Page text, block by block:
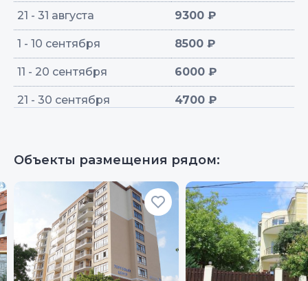
21 - 31 августа 9300 ₽
1 - 10 сентября 8500 ₽
11 - 20 сентября 6000 ₽
21 - 30 сентября 4700 ₽
Объекты размещения рядом: